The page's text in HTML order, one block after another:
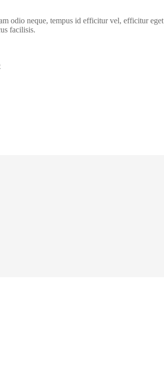
odio neque, tempus id efficitur vel, efficitur eget
facilisis.